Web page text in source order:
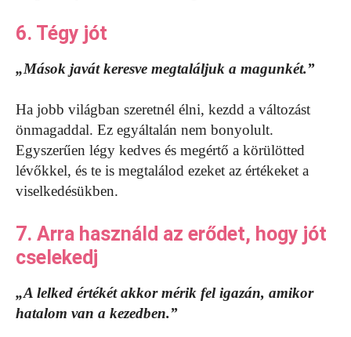
6. Tégy jót
„Mások javát keresve megtaláljuk a magunkét.”
Ha jobb világban szeretnél élni, kezdd a változást
önmagaddal. Ez egyáltalán nem bonyolult.
Egyszerűen légy kedves és megértő a körülötted
lévőkkel, és te is megtalálod ezeket az értékeket a
viselkedésükben.
7. Arra használd az erődet, hogy jót
cselekedj
„A lelked értékét akkor mérik fel igazán, amikor
hatalom van a kezedben.”